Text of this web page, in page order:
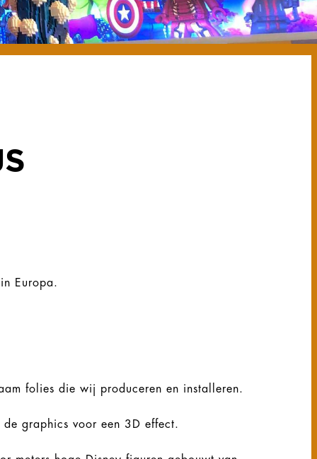
Europa.
folies die wij produceren en installeren.
graphics voor een 3D effect.